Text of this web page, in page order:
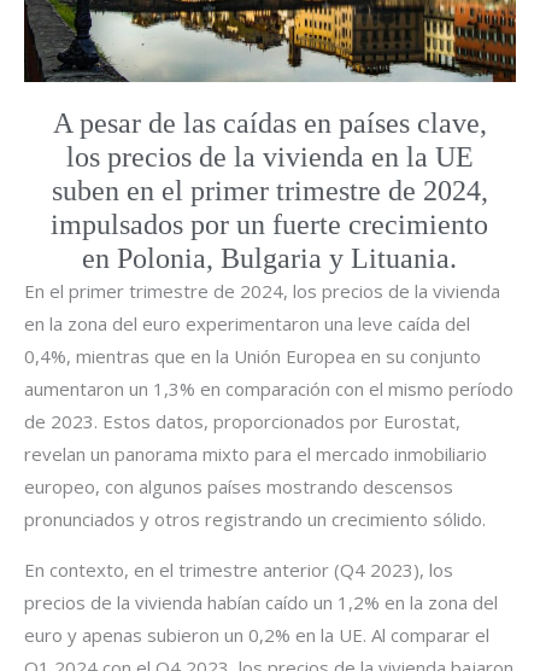
A pesar de las caídas en países clave,
los precios de la vivienda en la UE
suben en el primer trimestre de 2024,
impulsados por un fuerte crecimiento
en Polonia, Bulgaria y Lituania.
En el primer trimestre de 2024, los precios de la vivienda
en la zona del euro experimentaron una leve caída del
0,4%, mientras que en la Unión Europea en su conjunto
aumentaron un 1,3% en comparación con el mismo período
de 2023. Estos datos, proporcionados por Eurostat,
revelan un panorama mixto para el mercado inmobiliario
europeo, con algunos países mostrando descensos
pronunciados y otros registrando un crecimiento sólido.
En contexto, en el trimestre anterior (Q4 2023), los
precios de la vivienda habían caído un 1,2% en la zona del
euro y apenas subieron un 0,2% en la UE. Al comparar el